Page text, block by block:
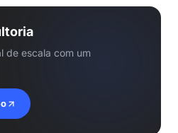
de escala com um